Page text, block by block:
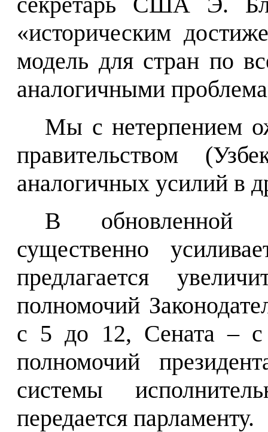
«историческим
модель для стран по
аналогичными
Мы с нетерпением
правительством
аналогичных усилий в
В обновленной
существенно
предлагается
полномочий
с 5 до 12, Сената –
полномочий
системы
передается парламенту.